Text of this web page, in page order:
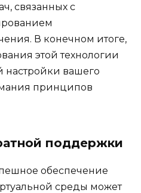
связанных с
В конечном итоге,
этой технологии
настройки вашего
принципов
поддержки
обеспечение
среды может